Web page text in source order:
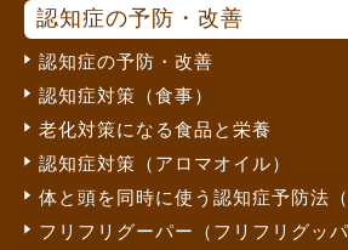
認知症の予防・改善
認知症の予防・改善
認知症対策（食事）
老化対策になる食品と栄養
認知症対策（アロマオイル）
体と頭を同時に使う認知症予防法
フリフリグーパー（フリフリグッ